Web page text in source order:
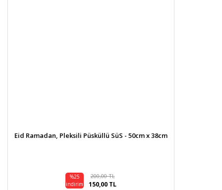
Eid Ramadan, Pleksili Püsküllü SüS - 50cm x 38cm
%25
indirim
200,00 TL
150,00 TL